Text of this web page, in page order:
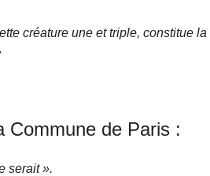
créature une et triple, constitue la
Commune de Paris :
serait ».